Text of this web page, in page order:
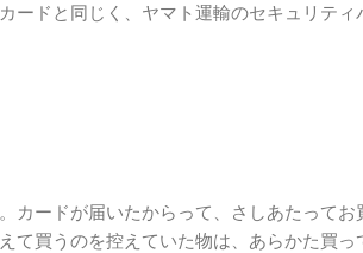
ードと同じく、ヤマト運輸のセキュリテ
カードが届いたからって、さしあたって
て買うのを控えていた物は、あらかた買